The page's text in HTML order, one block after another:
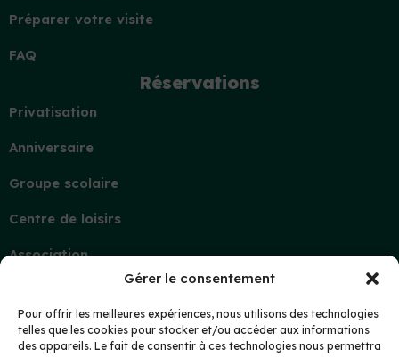
Gérer le consentement
Pour offrir les meilleures expériences, nous utilisons des technologies
telles que les cookies pour stocker et/ou accéder aux informations
des appareils. Le fait de consentir à ces technologies nous permettra
Préparer votre visite
FAQ
Réservations
Privatisation
Anniversaire
Groupe scolaire
Centre de loisirs
Association
Demande d’information
Mon compte